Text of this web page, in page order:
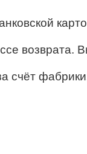
возврата.
счёт